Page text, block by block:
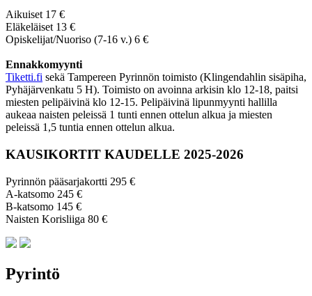
Aikuiset 17 €
Eläkeläiset 13 €
Opiskelijat/Nuoriso (7-16 v.) 6 €
Ennakkomyynti
Tiketti.fi sekä Tampereen Pyrinnön toimisto (Klingendahlin sisäpiha,
Pyhäjärvenkatu 5 H). Toimisto on avoinna arkisin klo 12-18, paitsi
miesten pelipäivinä klo 12-15. Pelipäivinä lipunmyynti hallilla
aukeaa naisten peleissä 1 tunti ennen ottelun alkua ja miesten
peleissä 1,5 tuntia ennen ottelun alkua.
KAUSIKORTIT KAUDELLE 2025-2026
Pyrinnön pääsarjakortti 295 €
A-katsomo 245 €
B-katsomo 145 €
Naisten Korisliiga 80 €
Pyrintö